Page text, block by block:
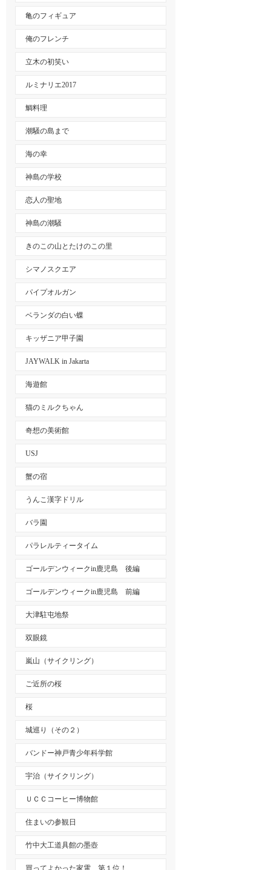
亀のフィギュア
俺のフレンチ
立木の初笑い
ルミナリエ2017
鯛料理
潮騒の島まで
海の幸
神島の学校
恋人の聖地
神島の潮騒
きのこの山とたけのこの里
シマノスクエア
パイプオルガン
ベランダの白い蝶
キッザニア甲子園
JAYWALK in Jakarta
海遊館
猫のミルクちゃん
奇想の美術館
USJ
蟹の宿
うんこ漢字ドリル
バラ園
パラレルティータイム
ゴールデンウィークin鹿児島 後編
ゴールデンウィークin鹿児島 前編
大津駐屯地祭
双眼鏡
嵐山（サイクリング）
ご近所の桜
桜
城巡り（その２）
バンドー神戸青少年科学館
宇治（サイクリング）
ＵＣＣコーヒー博物館
住まいの参観日
竹中大工道具館の墨壺
買ってよかった家電 第１位！